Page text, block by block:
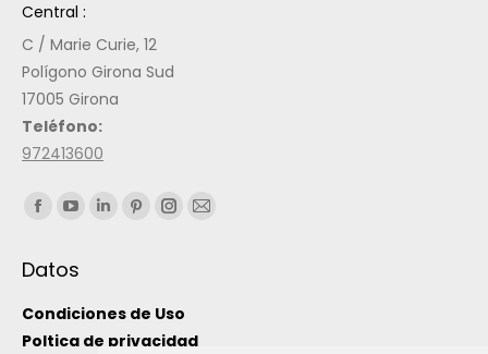
Central :
C / Marie Curie, 12
Polígono Girona Sud
17005 Girona
Teléfono:
972413600
Encuéntranos en:
Datos
Condiciones de Uso
Poltica de privacidad